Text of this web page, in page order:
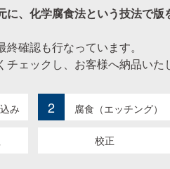
に、化学腐食法という技法で版
確認も行なっています。
ェックし、お客様へ納品いた
み 2 腐食（エッチング）
校正